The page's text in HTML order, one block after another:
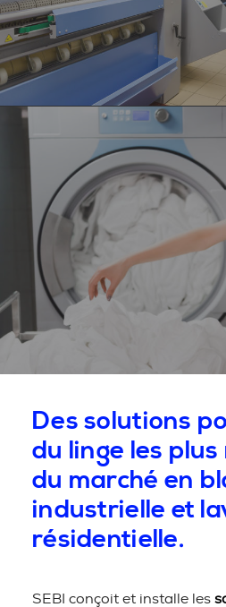
Des solutions
du linge les
du marché en
industrielle et
résidentielle.
SEBI conçoit et installe les